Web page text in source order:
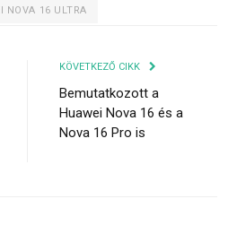
NOVA 16 ULTRA
KÖVETKEZŐ CIKK
Bemutatkozott a
Huawei Nova 16 és a
Nova 16 Pro is